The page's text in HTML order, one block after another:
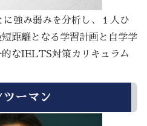
強み弱みを分析し、１人ひ
距離となる学習計画と自学学
なIELTS対策カリキュラム
ーマン